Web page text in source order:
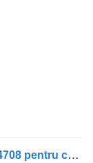
Regulator de aer DAF CF75 (01.01-) ZB4708 pentru cap tractor DAF LF45, LF55, LF180, CF65, CF75, CF85 (2001-)